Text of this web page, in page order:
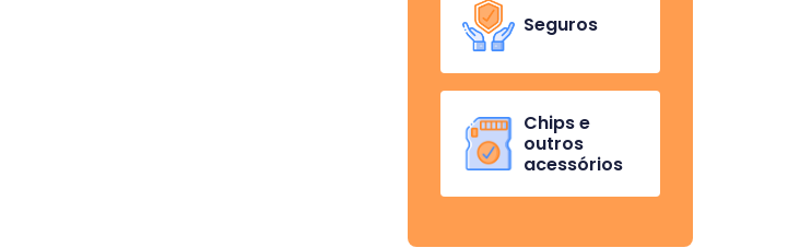
Seguros
Chips e
outros
acessórios